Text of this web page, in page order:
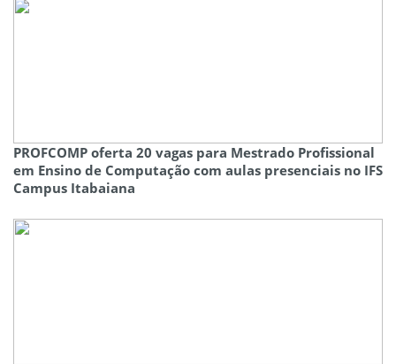
PROFCOMP oferta 20 vagas para Mestrado Profissional
em Ensino de Computação com aulas presenciais no IFS
Campus Itabaiana